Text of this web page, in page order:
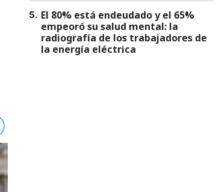
5. El 80% está endeudado y el 65%
empeoró su salud mental: la
radiografía de los trabajadores de
la energía eléctrica